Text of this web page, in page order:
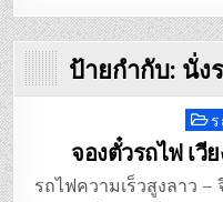
ป้ายกำกับ: นั่ง
in
จองตั๋วรถไฟ เวี
รถไฟความเร็วสูงลาว –